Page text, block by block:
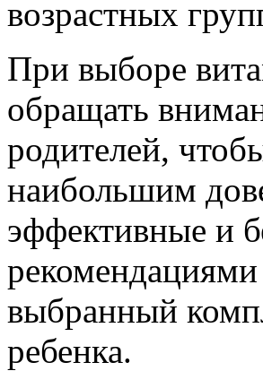
возрастных
При выборе
обращать
родителей,
наибольшим
эффективные и
рекомендациями
выбранный
ребенка.